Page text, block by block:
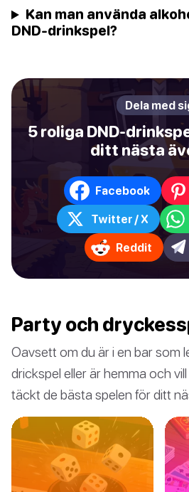
Kan man använda
DND-drinkspel?
Dela med
5 roliga DND-
ditt nästa
Facebook
Twitter / X
Reddit
Party och
Oavsett om du är i en bar som
drickspel eller är hemma och
täckt de bästa spelen för ditt